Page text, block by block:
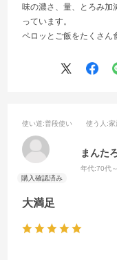
味の濃さ、量、とろみ加
っています。
ペロッとご飯をたくさん
大満足
使い道:普段使い 使う人 :家
まんた
年代:70代～